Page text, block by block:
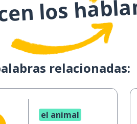
los
relacionadas:
el animal